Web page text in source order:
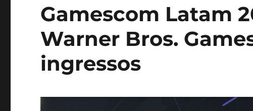
Gamescom Latam
Warner Bros.
ingressos